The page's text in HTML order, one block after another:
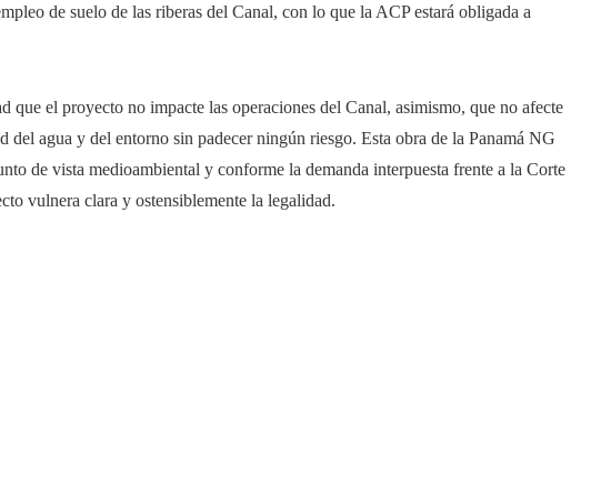
de suelo de las riberas del Canal, con lo que la ACP estará obligada a
que el proyecto no impacte las operaciones del Canal, asimismo, que no afecte
del agua y del entorno sin padecer ningún riesgo. Esta obra de la Panamá NG
de vista medioambiental y conforme la demanda interpuesta frente a la Corte
vulnera clara y ostensiblemente la legalidad.